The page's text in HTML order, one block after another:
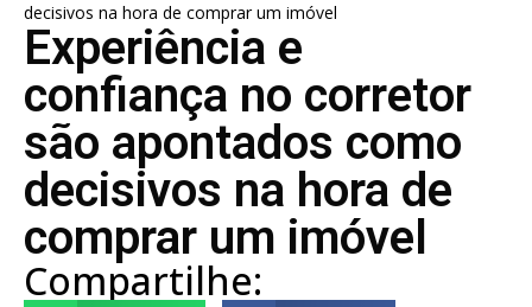
decisivos na hora de comprar um imóvel
Experiência e
confiança no corretor
são apontados como
decisivos na hora de
comprar um imóvel
Compartilhe: